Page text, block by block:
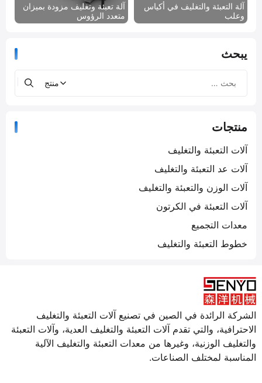
آلة التعبئة والتغليف في أكياس
وعلب
آلة تعبئة وتغليف مزودة بميزان
متعدد الرؤوس
يبحث
منتجات
آلات التعبئة والتغليف
آلات عد التعبئة والتغليف
آلات الوزن والتعبئة والتغليف
آلات التعبئة في الكرتون
معدات التجميع
خطوط التعبئة والتغليف
الشركة الرائدة في الصين في تصنيع آلات التعبئة والتغليف
الاحترافية، والتي تقدم آلات التعبئة والتغليف العدية، وآلات التعبئة
والتغليف الوزنية، وغيرها من معدات التعبئة والتغليف الآلية
المناسبة لمختلف الصناعات.